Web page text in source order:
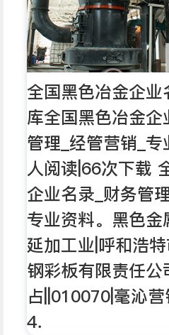
全国黑色冶金企业
库全国黑色冶金企
管理_经管营销_
人阅读|66次下载
企业名录_财务管
专业资料。黑色金
延加工业|呼和浩
钢彩板有限责任公
占||010070|毫沁
4．